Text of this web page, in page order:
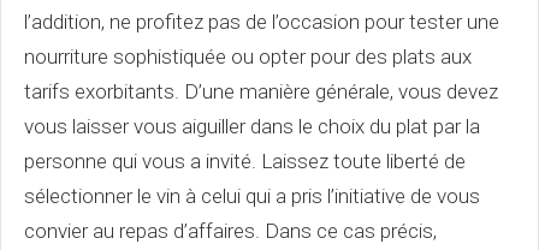
l’addition, ne profitez pas de l’occasion pour tester une
nourriture sophistiquée ou opter pour des plats aux
tarifs exorbitants. D’une manière générale, vous devez
vous laisser vous aiguiller dans le choix du plat par la
personne qui vous a invité. Laissez toute liberté de
sélectionner le vin à celui qui a pris l’initiative de vous
convier au repas d’affaires. Dans ce cas précis,